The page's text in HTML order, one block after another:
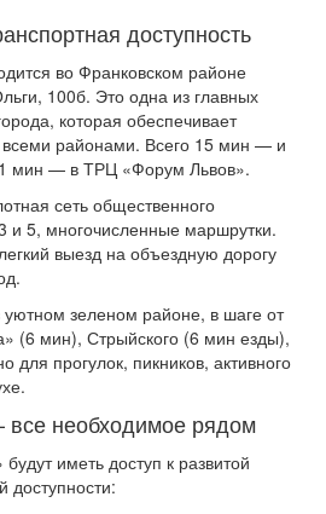
доступность
во Франковском районе
100б. Это одна из главных
которая обеспечивает
районами. Всего 15 мин — и
мин — в ТРЦ «Форум Львов».
сеть общественного
и 5, многочисленные маршрутки.
выезд на объездную дорогу
зеленом районе, в шаге от
(6 мин), Стрыйского (6 мин езды),
для прогулок, пикников, активного
необходимое рядом
иметь доступ к развитой
доступности: